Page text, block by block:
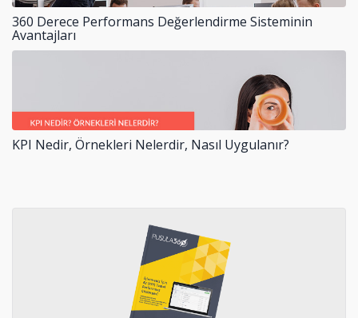
360 Derece Performans Değerlendirme Sisteminin
Avantajları
KPI Nedir, Örnekleri Nelerdir, Nasıl Uygulanır?